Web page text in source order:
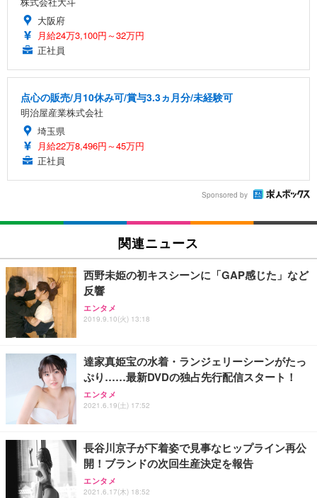
大阪府
月給24万3,100円～32万円
正社員
点心の販売/月10休み可/賞与3.3ヵ月分/未経験可
明治屋産業株式会社
埼玉県
月給22万8,496円～45万円
正社員
Sponsored by
関連ニュース
西野未姫の初キスシーンに「GAP感じた」など
反響
エンタメ
2019.9.10(火) 13:18
達家真姫宝の水着・ランジェリーシーンがたっ
ぷり……最新DVDの独占先行配信スタート！
エンタメ
2021.6.19(土) 17:52
長谷川京子が下着姿で見事なヒップライン再公
開！ブランドの次回生産決定を報告
エンタメ
2021.6.17(木) 18:52